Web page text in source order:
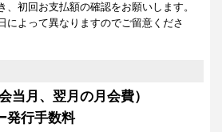
、初回お支払額の確認をお願いします。
によって異なりますのでご留意くださ
当月、翌月の月会費）
発行手数料